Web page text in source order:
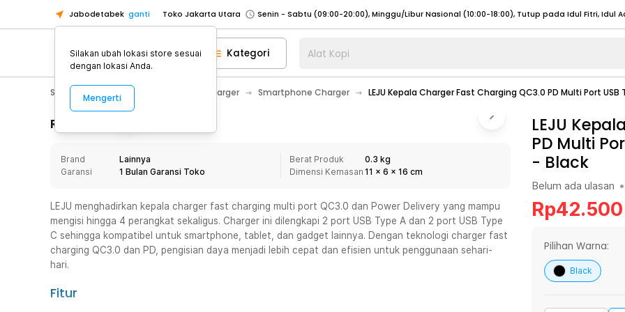
Jabodetabek ganti Toko Jakarta Utara
Toko Tangerang
Toko Cikupa
Pick n Go Jakarta Barat
Senin - Jumat (07:00 - 20:00), Sabtu - Minggu (08:00 - 20:00), Tutup pada Idul Fitri
Pick n Go Bekasi
Senin - Jumat (08:00 - 20:00), Sabtu - Minggu/ Libur Nasional (08:00 - 17:00) Selengkapnya
Senin - Jumat (08:00 - 20:00), Sabtu - Minggu/ Libur Nasional (08:00 - 17:00) Selengkapnya
Senin - Sabtu (09:00-20:00), Minggu/Libur Nasional (12:00-20:00), Tutup pada Idul Fitri
Senin - Sabtu (09:00-20:00), Minggu/Libur Nasional (12:00-20:00), Tutup pada Idul Fitri
Toko Tangerang
Toko Cikupa
Pick n Go Jakarta Barat
Senin - Jumat (07:00 - 20:00), Sabtu - Minggu (08:00 - 20:00), Tutup pada Idul Fitri
Senin - Jumat (08:00 - 20:00), Sabtu - Minggu/ Libur Nasional (08:00 - 17:00) Selengkapnya
Kategori Alat Kopi
Smartphone & Tablet Baterai & Charger Smartphone Charger LEJU Kepala Charger Fast Charging QC3.0 PD Multi Port
Rincian Produk
Brand
Lainnya
Garansi
1 Bulan Garansi Toko
Berat Produk
0.3 kg
Dimensi Kemasan 11 x 6 x 16 cm
LEJU menghadirkan kepala charger fast charging multi port QC3.0 dan Power Delivery yang mampu
mengisi hingga 4 perangkat sekaligus. Charger ini dilengkapi 2 port USB Type A dan 2 port USB Type
C sehingga kompatibel untuk smartphone, tablet, dan gadget lainnya. Dengan teknologi charger fast
charging QC3.0 dan PD, pengisian daya menjadi lebih cepat dan efisien untuk penggunaan sehari-
hari.
Fitur
LEJU
PD Multi
- Black
Belum ada ulasan •
Rp42.500
Pilihan Warna:
Black
Silakan ubah lokasi store sesuai
dengan lokasi Anda.
Mengerti